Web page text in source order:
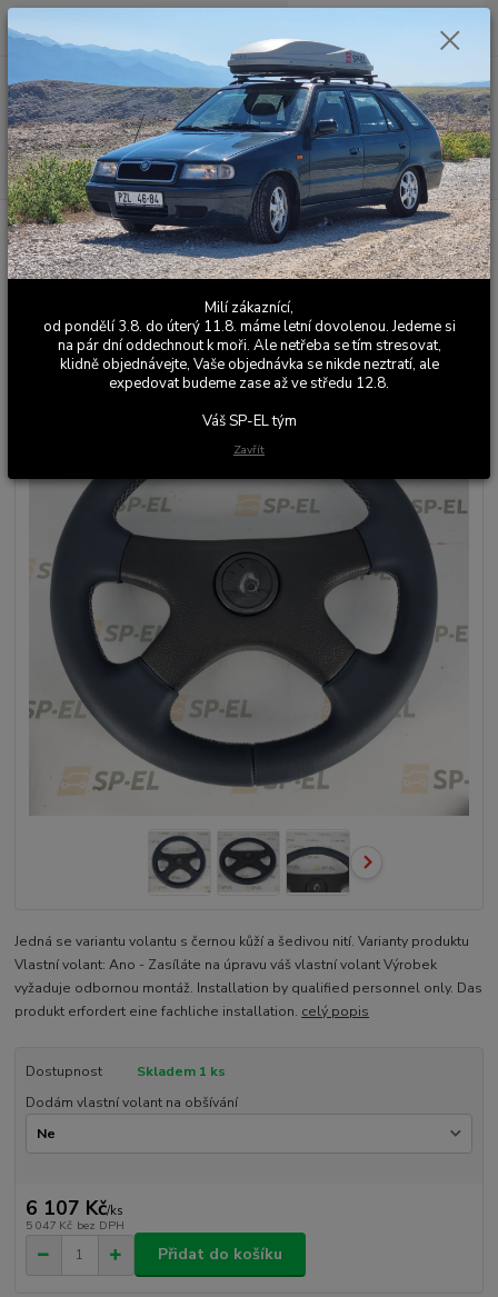
Menu
Hledat
Po - Pá 9:00 - 17:00
0,00 Kč
Úvod Kožené a látkové doplňky Škoda Favorit Volanty
Volant
Favorit - 4 ramenný - černá - šedivá nit
Volant Favorit - 4 ramenný -
černá - šedivá nit
Jedná se variantu volantu s černou kůží a šedivou nití. Varianty produktu
Vlastní volant: Ano - Zasíláte na úpravu váš vlastní volant Výrobek
vyžaduje odbornou montáž. Installation by qualified personnel only. Das
produkt erfordert eine fachliche installation. celý popis
Dostupnost
Skladem 1 ks
Dodám vlastní volant na obšívání
6 107 Kč/ks
5 047 Kč bez DPH
Přidat do košíku
Milí zákaznící,
od pondělí 3.8. do úterý 11.8. máme letní dovolenou. Jedeme si
na pár dní oddechnout k moři. Ale netřeba se tím stresovat,
klidně objednávejte, Vaše objednávka se nikde neztratí, ale
expedovat budeme zase až ve středu 12.8.
Váš SP-EL tým
Zavřít